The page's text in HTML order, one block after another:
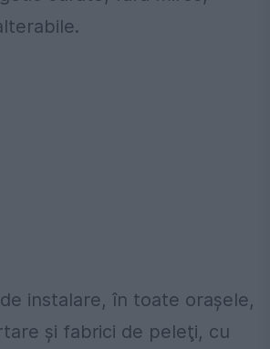
instalare, în toate oraşele,
şi fabrici de peleţi, cu